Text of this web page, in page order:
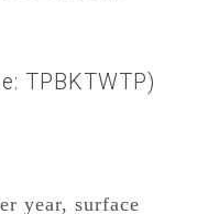
TPBKTWTP)
year, surface